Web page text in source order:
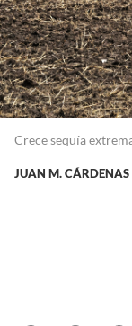
Crece sequía
JUAN M. CÁRDENAS